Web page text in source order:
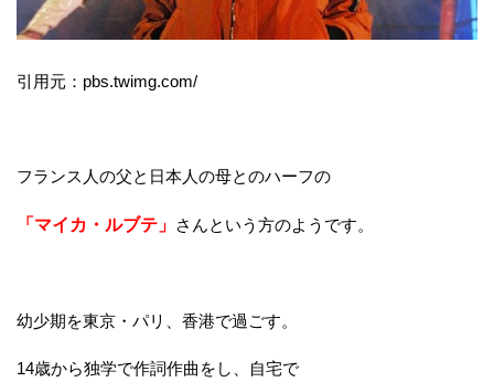
引用元：pbs.twimg.com/
フランス人の父と日本人の母とのハーフの
「マイカ・ルブテ」 さんという方のようです。
幼少期を東京・パリ、香港で過ごす。
14歳から独学で作詞作曲をし、自宅で